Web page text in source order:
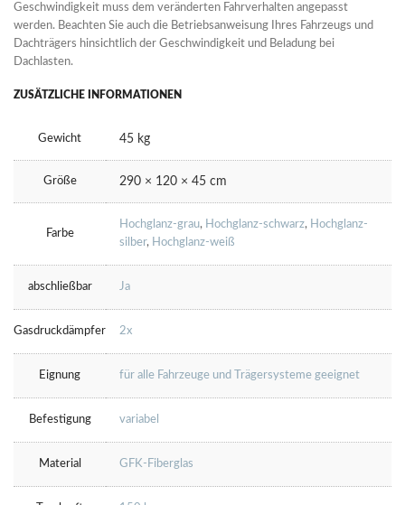
Geschwindigkeit muss dem veränderten Fahrverhalten angepasst
werden. Beachten Sie auch die Betriebsanweisung Ihres Fahrzeugs und
Dachträgers hinsichtlich der Geschwindigkeit und Beladung bei
Dachlasten.
ZUSÄTZLICHE INFORMATIONEN
Gewicht 45 kg
Größe 290 × 120 × 45 cm
Farbe
Hochglanz-grau, Hochglanz-schwarz, Hochglanz-
silber, Hochglanz-weiß
abschließbar Ja
Gasdruckdämpfer 2x
Eignung für alle Fahrzeuge und Trägersysteme geeignet
Befestigung variabel
Material GFK-Fiberglas